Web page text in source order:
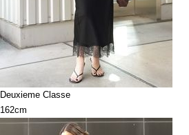
Deuxieme Classe
162cm